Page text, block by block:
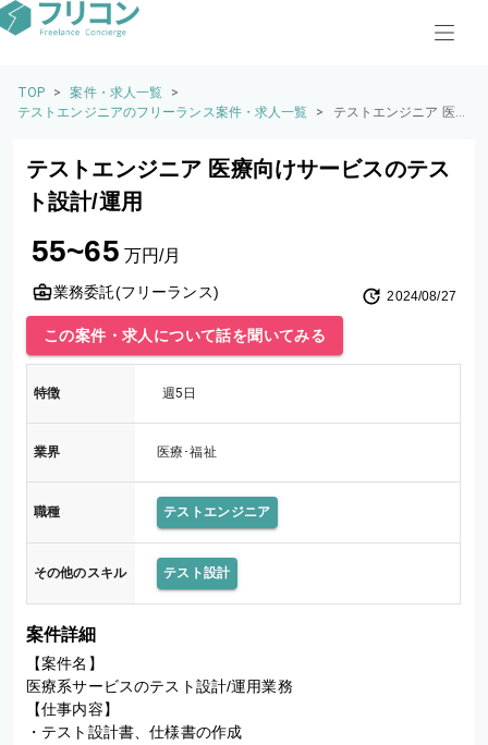
TOP > 案件・求人一覧
>
テストエンジニアのフリーランス案件・求人一覧
>
テストエンジニア 医
テストエンジニア 医療向けサービスのテス
ト設計/運用
55~65 万円/月
業務委託(フリーランス) 2024/08/27
この案件・求人について話を聞いてみる
特徴 週5日
業界 医療･福祉
職種 テストエンジニア
その他のスキル テスト設計
案件詳細
【案件名】
医療系サービスのテスト設計/運用業務
【仕事内容】
・テスト設計書、仕様書の作成